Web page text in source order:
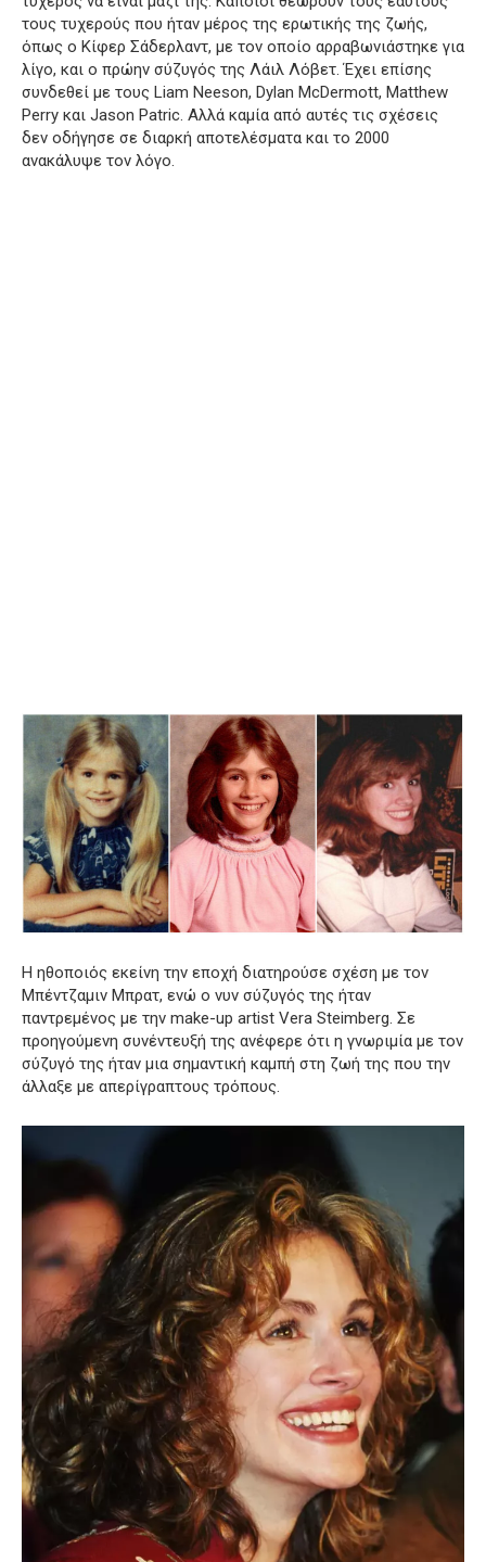
τους τυχερούς που ήταν μέρος της ερωτικής της ζωής,
όπως ο Κίφερ Σάδερλαντ, με τον οποίο αρραβωνιάστηκε για
λίγο, και ο πρώην σύζυγός της Λάιλ Λόβετ. Έχει επίσης
συνδεθεί με τους Liam Neeson, Dylan McDermott, Matthew
Perry και Jason Patric. Αλλά καμία από αυτές τις σχέσεις
δεν οδήγησε σε διαρκή αποτελέσματα και το 2000
ανακάλυψε τον λόγο.
Η ηθοποιός εκείνη την εποχή διατηρούσε σχέση με τον
Μπέντζαμιν Μπρατ, ενώ ο νυν σύζυγός της ήταν
παντρεμένος με την make-up artist Vera Steimberg. Σε
προηγούμενη συνέντευξή της ανέφερε ότι η γνωριμία με τον
σύζυγό της ήταν μια σημαντική καμπή στη ζωή της που την
άλλαξε με απερίγραπτους τρόπους.